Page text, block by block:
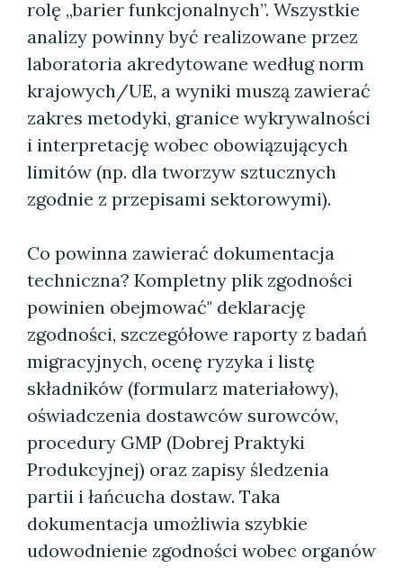
rolę „barier funkcjonalnych”. Wszystkie
analizy powinny być realizowane przez
laboratoria akredytowane według norm
krajowych/UE, a wyniki muszą zawierać
zakres metodyki, granice wykrywalności
i interpretację wobec obowiązujących
limitów (np. dla tworzyw sztucznych
zgodnie z przepisami sektorowymi).
Co powinna zawierać dokumentacja
techniczna? Kompletny plik zgodności
powinien obejmować" deklarację
zgodności, szczegółowe raporty z badań
migracyjnych, ocenę ryzyka i listę
składników (formularz materiałowy),
oświadczenia dostawców surowców,
procedury GMP (Dobrej Praktyki
Produkcyjnej) oraz zapisy śledzenia
partii i łańcucha dostaw. Taka
dokumentacja umożliwia szybkie
udowodnienie zgodności wobec organów